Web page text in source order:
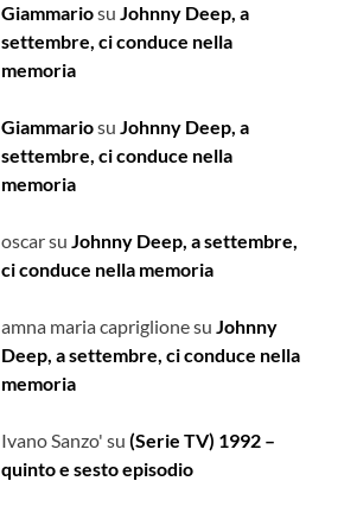
Giammariosu Johnny Deep, a
settembre, ci conduce nella
memoria
Giammariosu Johnny Deep, a
settembre, ci conduce nella
memoria
oscarsu Johnny Deep, a settembre,
ci conduce nella memoria
amna maria capriglionesu Johnny
Deep, a settembre, ci conduce nella
memoria
Ivano Sanzo' su (Serie TV) 1992 –
quinto e sesto episodio